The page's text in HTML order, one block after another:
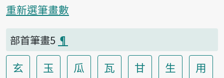
重新選筆畫數
部首筆畫5 ¶
玄 玉 瓜 瓦 甘 生
用